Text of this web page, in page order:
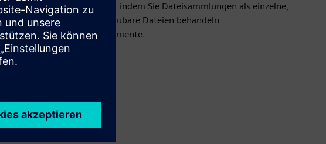
Abruf,
Formate, indem Sie Dateisammlungen als einzelne,
überschaubare Dateien behandeln
Datenelemente.